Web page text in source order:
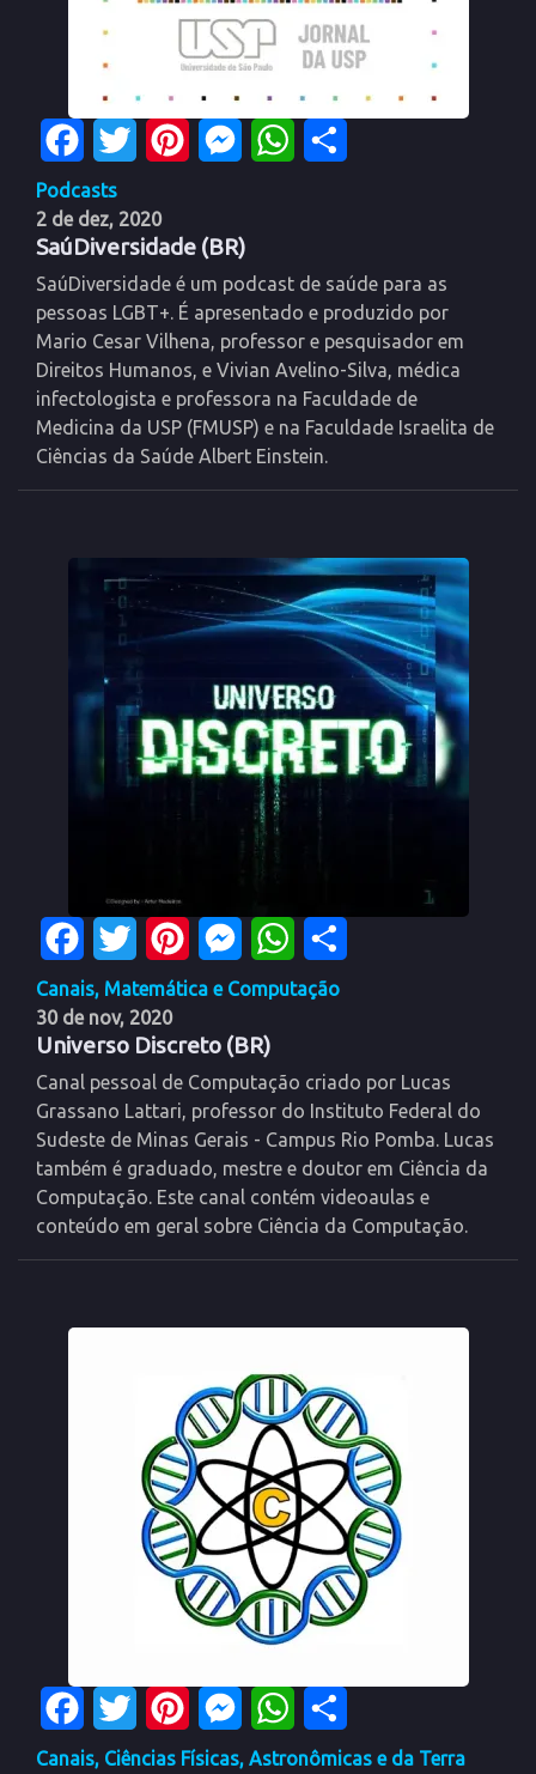
FacebookTwitter PinterestMessengerWhatsApp
Podcasts
2 de dez, 2020
SaúDiversidade (BR)
SaúDiversidade é um podcast de saúde para as
pessoas LGBT+. É apresentado e produzido por
Mario Cesar Vilhena, professor e pesquisador em
Direitos Humanos, e Vivian Avelino-Silva, médica
infectologista e professora na Faculdade de
Medicina da USP (FMUSP) e na Faculdade Israelita de
Ciências da Saúde Albert Einstein.
FacebookTwitter PinterestMessengerWhatsApp
Canais, Matemática e Computação
30 de nov, 2020
Universo Discreto (BR)
Canal pessoal de Computação criado por Lucas
Grassano Lattari, professor do Instituto Federal do
Sudeste de Minas Gerais - Campus Rio Pomba. Lucas
também é graduado, mestre e doutor em Ciência da
Computação. Este canal contém videoaulas e
conteúdo em geral sobre Ciência da Computação.
FacebookTwitter PinterestMessengerWhatsApp
Canais, Ciências Físicas, Astronômicas e da Terra